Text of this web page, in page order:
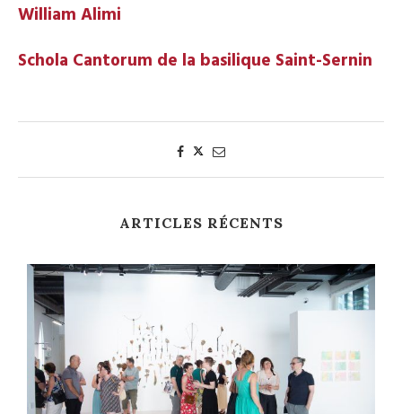
William Alimi
Schola Cantorum de la basilique Saint-Sernin
ARTICLES RÉCENTS